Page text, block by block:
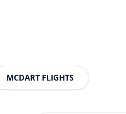
MCDART FLIGHTS